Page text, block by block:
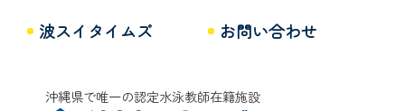
波スイタイムズ
お問い合わせ
沖縄県で唯一の認定水泳教師在籍施設